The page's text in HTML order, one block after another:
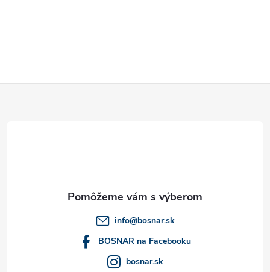
p
info@bosnar.sk
BOSNAR na Facebooku
bosnar.sk